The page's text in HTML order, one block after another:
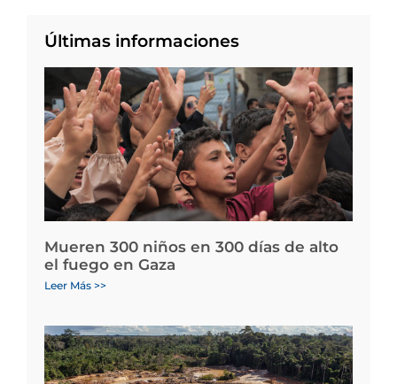
Últimas informaciones
Mueren 300 niños en 300 días de alto
el fuego en Gaza
Leer Más >>